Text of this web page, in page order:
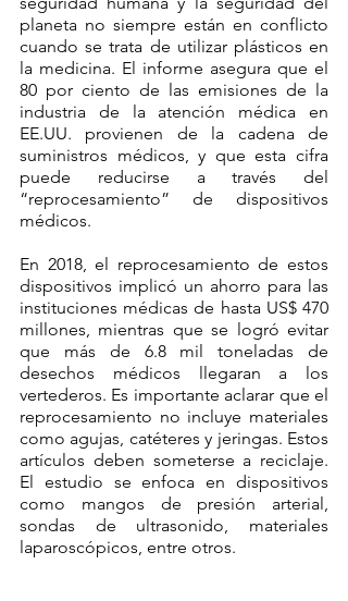
planeta no siempre están en conflicto
cuando se trata de utilizar plásticos en
la medicina. El informe asegura que el
80 por ciento de las emisiones de la
industria de la atención médica en
EE.UU. provienen de la cadena de
suministros médicos, y que esta cifra
puede reducirse a través del
“reprocesamiento” de dispositivos
médicos.
En 2018, el reprocesamiento de estos
dispositivos implicó un ahorro para las
instituciones médicas de hasta US$ 470
millones, mientras que se logró evitar
que más de 6.8 mil toneladas de
desechos médicos llegaran a los
vertederos. Es importante aclarar que el
reprocesamiento no incluye materiales
como agujas, catéteres y jeringas. Estos
artículos deben someterse a reciclaje.
El estudio se enfoca en dispositivos
como mangos de presión arterial,
sondas de ultrasonido, materiales
laparoscópicos, entre otros.